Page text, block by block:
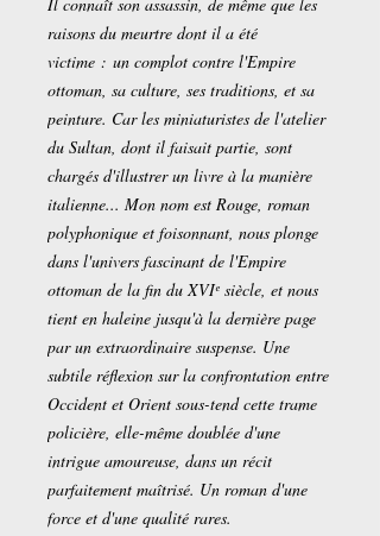
raisons du meurtre dont il a été
victime : un complot contre l'Empire
ottoman, sa culture, ses traditions, et sa
peinture. Car les miniaturistes de l'atelier
du Sultan, dont il faisait partie, sont
chargés d'illustrer un livre à la manière
italienne... Mon nom est Rouge, roman
polyphonique et foisonnant, nous plonge
dans l'univers fascinant de l'Empire
ottoman de la fin du XVIᵉ siècle, et nous
tient en haleine jusqu'à la dernière page
par un extraordinaire suspense. Une
subtile réflexion sur la confrontation entre
Occident et Orient sous-tend cette trame
policière, elle-même doublée d'une
intrigue amoureuse, dans un récit
parfaitement maîtrisé. Un roman d'une
force et d'une qualité rares.